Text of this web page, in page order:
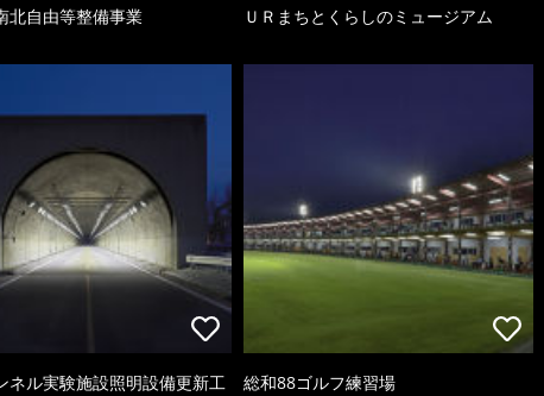
北自由等整備事業 ＵＲまちとくらしのミュージアム
ネル実験施設照明設備更新工 総和88ゴルフ練習場